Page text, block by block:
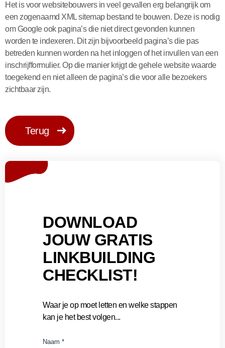
Het is voor websitebouwers in veel gevallen erg belangrijk om
een zogenaamd XML sitemap bestand te bouwen. Deze is nodig
om Google ook pagina’s die niet direct gevonden kunnen
worden te indexeren. Dit zijn bijvoorbeeld pagina’s die pas
betreden kunnen worden na het inloggen of het invullen van een
inschrijfformulier. Op die manier krijgt de gehele website waarde
toegekend en niet alleen de pagina’s die voor alle bezoekers
zichtbaar zijn.
Terug
DOWNLOAD
JOUW GRATIS
LINKBUILDING
CHECKLIST!
Waar je op moet letten en welke stappen
kan je het best volgen...